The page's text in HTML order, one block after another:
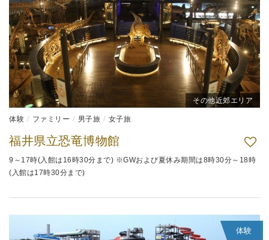
その他近郊エリア
体験 ファミリー 男子旅 女子旅
福井県立恐竜博物館
9～17時(入館は16時30分まで) ※GWおよび夏休み期間は8時30分～18時
(入館は17時30分まで)
体験